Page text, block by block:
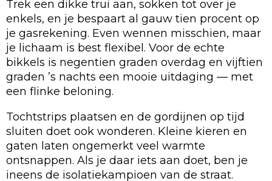
Trek een dikke trui aan, sokken tot over je
enkels, en je bespaart al gauw tien procent op
je gasrekening. Even wennen misschien, maar
je lichaam is best flexibel. Voor de echte
bikkels is negentien graden overdag en vijftien
graden ’s nachts een mooie uitdaging — met
een flinke beloning.
Tochtstrips plaatsen en de gordijnen op tijd
sluiten doet ook wonderen. Kleine kieren en
gaten laten ongemerkt veel warmte
ontsnappen. Als je daar iets aan doet, ben je
ineens de isolatiekampioen van de straat.